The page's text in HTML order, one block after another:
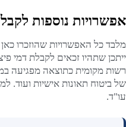
אפשרויות נוספות
מלבד כל האפשרויות שהוזכרו
ייתכן שתהיו זכאים לקבלת דמי
רשות מקומית כתוצאה מפגיעה
של ביטוח תאונות אישיות ועוד.
עו"ד.